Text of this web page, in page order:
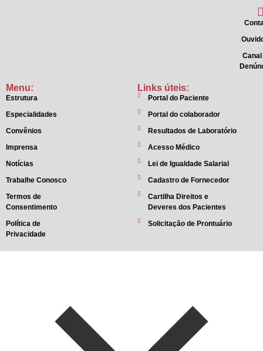
Canal
Menu:
Estrutura
Especialidades
Convênios
Imprensa
Notícias
Trabalhe Conosco
Termos de
Consentimento
Política de
Privacidade
Links úteis:
Portal do Paciente
Portal do colaborador
Resultados de Laboratório
Acesso Médico
Lei de Igualdade Salarial
Cadastro de Fornecedor
Cartilha Direitos e
Deveres dos Pacientes
Solicitação de Prontuário